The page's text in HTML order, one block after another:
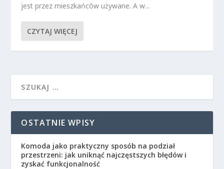
jest przez mieszkańców używane. A w...
CZYTAJ WIĘCEJ
OSTATNIE WPISY
Komoda jako praktyczny sposób na podział
przestrzeni: jak uniknąć najczęstszych błędów i
zyskać funkcjonalność